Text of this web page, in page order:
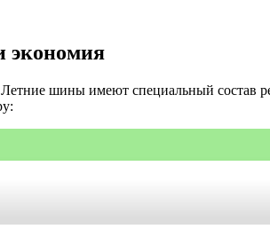
экономия
шины имеют специальный состав